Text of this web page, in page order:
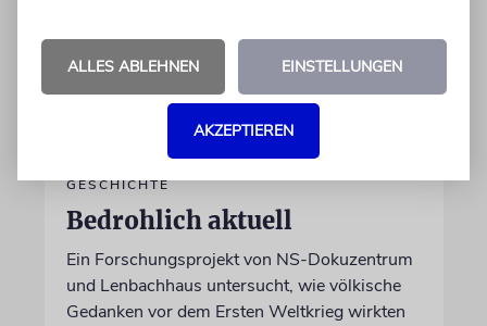
GESCHICHTE
Bedrohlich aktuell
Ein Forschungsprojekt von NS-Dokuzentrum
und Lenbachhaus untersucht, wie völkische
Gedanken vor dem Ersten Weltkrieg wirkten
ALLES ABLEHNEN EINSTELLUNGEN
AKZEPTIEREN